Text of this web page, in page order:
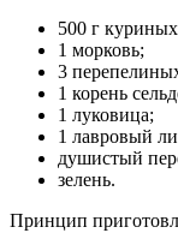
500 г
1 морковь;
3
1 корень
1 луковица;
1 лавровый
душистый
зелень.
Принцип